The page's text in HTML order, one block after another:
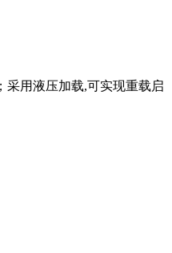
采用液压加载,可实现重载启